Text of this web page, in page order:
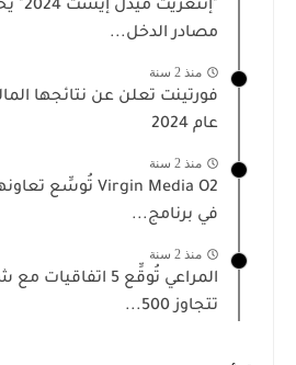
مصادر الدخل...
منذ 2 سنة
فورتينت تعلن عن نتائجها
عام 2024
منذ 2 سنة
في برنامج...
منذ 2 سنة
المراعي تُوقِّع 5
تتجاوز 500...